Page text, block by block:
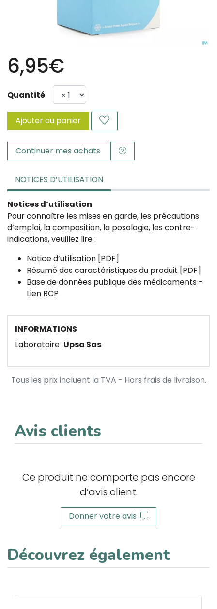
6,95€
Quantité
Ajouter au panier
Continuer mes achats
NOTICES D’UTILISATION
Notices d’utilisation
Pour connaître les mises en garde, les précautions
d’emploi, la composition, la posologie, les contre-
indications, veuillez lire :
Notice d’utilisation [PDF]
Résumé des caractéristiques du produit [PDF]
Base de données publique des médicaments -
Lien RCP
INFORMATIONS
Laboratoire Upsa Sas
Tous les prix incluent la TVA - Hors frais de livraison.
Avis clients
Ce produit ne comporte pas encore
d’avis client.
Donner votre avis
Découvrez également